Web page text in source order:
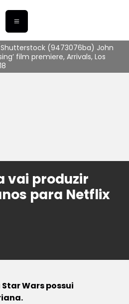
(9473076ba) John
film premiere, Arrivals, Los
vai produzir
para Netflix
Wars possui